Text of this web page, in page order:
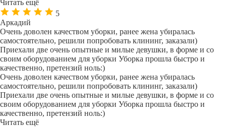
Читать ещё
5
Аркадий
Очень доволен качеством уборки, ранее жена убиралась
самостоятельно, решили попробовать клининг, заказали)
Приехали две очень опытные и милые девушки, в форме и со
своим оборудованием для уборки Уборка прошла быстро и
качественно, претензий ноль:)
Очень доволен качеством уборки, ранее жена убиралась
самостоятельно, решили попробовать клининг, заказали)
Приехали две очень опытные и милые девушки, в форме и со
своим оборудованием для уборки Уборка прошла быстро и
качественно, претензий ноль:)
Читать ещё